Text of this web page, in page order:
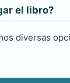
el libro?
diversas